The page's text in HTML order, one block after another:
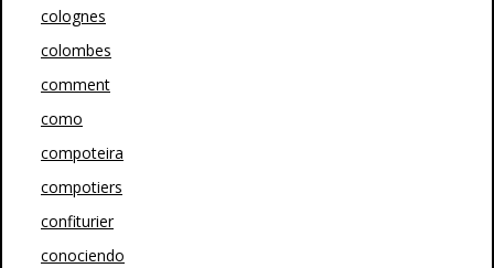
colognes
colombes
comment
como
compoteira
compotiers
confiturier
conociendo